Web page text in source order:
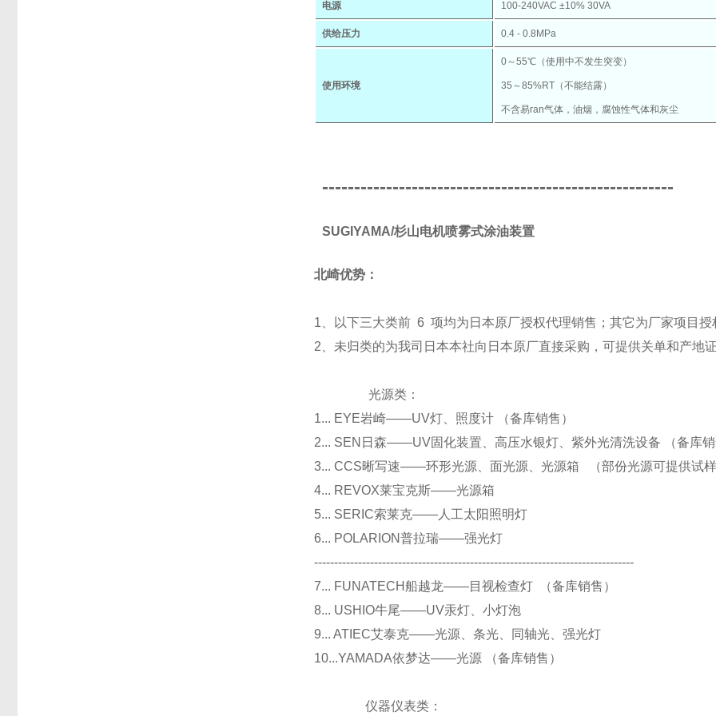
电源 100-240VAC ±10% 30VA
供给压力 0.4 - 0.8MPa
使用环境
0～55℃（使用中不发生突变）
35～85%RT（不能结露）
不含易ran气体，油烟，腐蚀性气体和灰尘
-------------------------------------------------------
SUGIYAMA/杉山电机喷雾式涂油装置
北崎优势：
1、以下三大类前 6 项均为日本原厂授权代理销售；其它为厂家项目授
2、未归类的为我司日本本社向日本原厂直接采购，可提供关单和产地证
光源类：
1... EYE岩崎——UV灯、照度计 （备库销售）
2... SEN日森——UV固化装置、高压水银灯、紫外光清洗设备 （备库销
3... CCS晰写速——环形光源、面光源、光源箱 （部份光源可提供试样
4... REVOX莱宝克斯——光源箱
5... SERIC索莱克——人工太阳照明灯
6... POLARION普拉瑞——强光灯
--------------------------------------------------------------------------------
7... FUNATECH船越龙——目视检查灯 （备库销售）
8... USHIO牛尾——UV汞灯、小灯泡
9... ATIEC艾泰克——光源、条光、同轴光、强光灯
10...YAMADA依梦达——光源 （备库销售）
仪器仪表类：